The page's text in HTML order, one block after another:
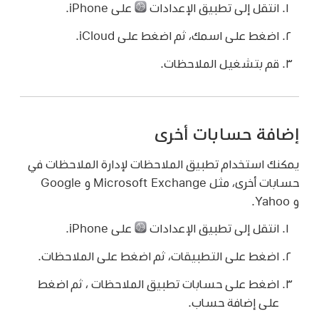
انتقل إلى تطبيق الإعدادات على iPhone.
اضغط على اسمك، ثم اضغط على iCloud.
قم بتشغيل الملاحظات.
إضافة حسابات أخرى
يمكنك استخدام تطبيق الملاحظات لإدارة الملاحظات في
حسابات أخرى، مثل Microsoft Exchange و Google
و Yahoo.
انتقل إلى تطبيق الإعدادات على iPhone.
اضغط على التطبيقات، ثم اضغط على الملاحظات.
اضغط على حسابات تطبيق الملاحظات ، ثم اضغط
على إضافة حساب.